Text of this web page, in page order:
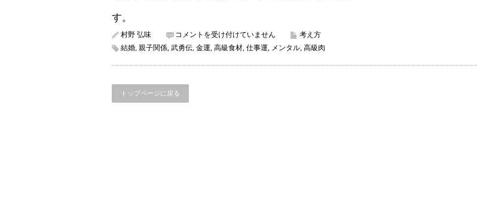
す。
村野 弘味
経
済
余
心
の
余
コメントを受け付けていません
考え方
結婚, 親子関係, 武勇伝, 金運, 高級食材, 仕事運, メンタル, 高級肉
トップページに戻る